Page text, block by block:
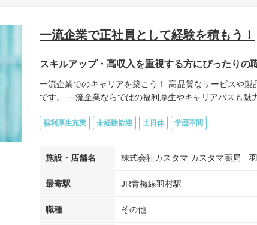
一流企業で正社員として経験を積もう！
スキルアップ・高収入を重視する方にぴったりの
一流企業でのキャリアを築こう！ 高品質なサービスや
です。 一流企業ならではの福利厚生やキャリアパスも魅
福利厚生充実 未経験歓迎 土日休 学歴不問
施設・店舗名 株式会社カスタマ カスタマ薬局
最寄駅 JR青梅線羽村駅
職種 その他